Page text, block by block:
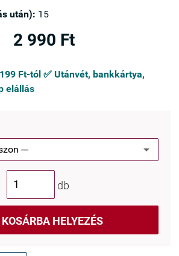
után): 15
2 990 Ft
Ft-tól ✅ Utánvét, bankkártya,
elállás
db
KOSÁRBA HELYEZÉS